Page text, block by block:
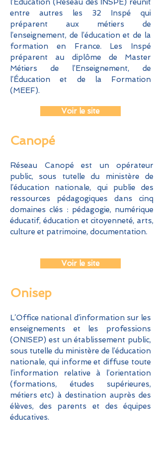
l’Éducation (Réseau des INSPÉ) réunit
entre autres les 32 Inspé qui
préparent aux métiers de
l’enseignement, de l’éducation et de la
formation en France. Les Inspé
préparent au diplôme de Master
Métiers de l’Enseignement, de
l’Éducation et de la Formation
(MEEF).
Voir le site
Canopé
Réseau Canopé est un opérateur
public, sous tutelle du ministère de
l’éducation nationale, qui publie des
ressources pédagogiques dans cinq
domaines clés : pédagogie, numérique
éducatif, éducation et citoyenneté, arts,
culture et patrimoine, documentation.
Voir le site
Onisep
L’Office national d’information sur les
enseignements et les professions
(ONISEP) est un établissement public,
sous tutelle du ministère de l’éducation
nationale, qui informe et diffuse toute
l’information relative à l’orientation
(formations, études supérieures,
métiers etc) à destination auprès des
élèves, des parents et des équipes
éducatives.